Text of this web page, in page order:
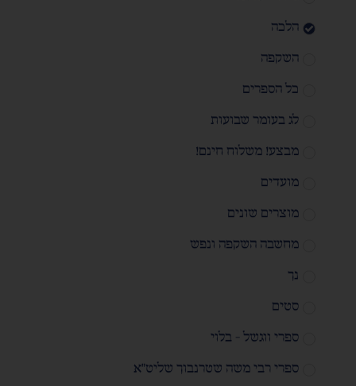
הלכה
השקפה
כל הספרים
לג בעומר שבועות
מבצע! משלוח חינם!
מועדים
מוצרים שונים
מחשבה השקפה ונפש
נך
סטים
ספרי ווגשל - בלוי
ספרי רבי משה שטרנבוך שליט"א